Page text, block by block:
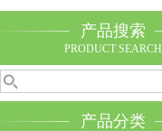
产品搜索
PRODUCT SEARCH
产品分类